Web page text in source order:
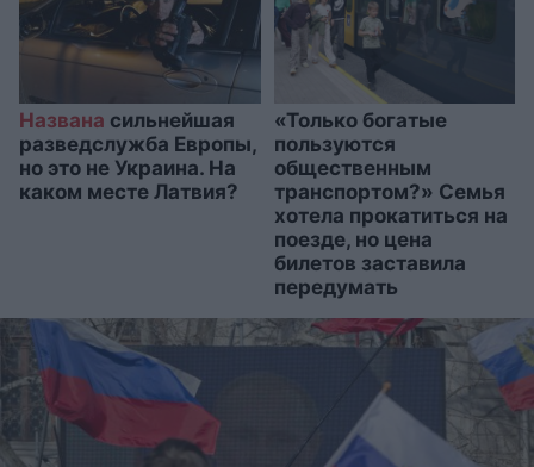
Названа сильнейшая
разведслужба Европы,
но это не Украина. На
каком месте Латвия?
«Только богатые
пользуются
общественным
транспортом?» Семья
хотела прокатиться на
поезде, но цена
билетов заставила
передумать